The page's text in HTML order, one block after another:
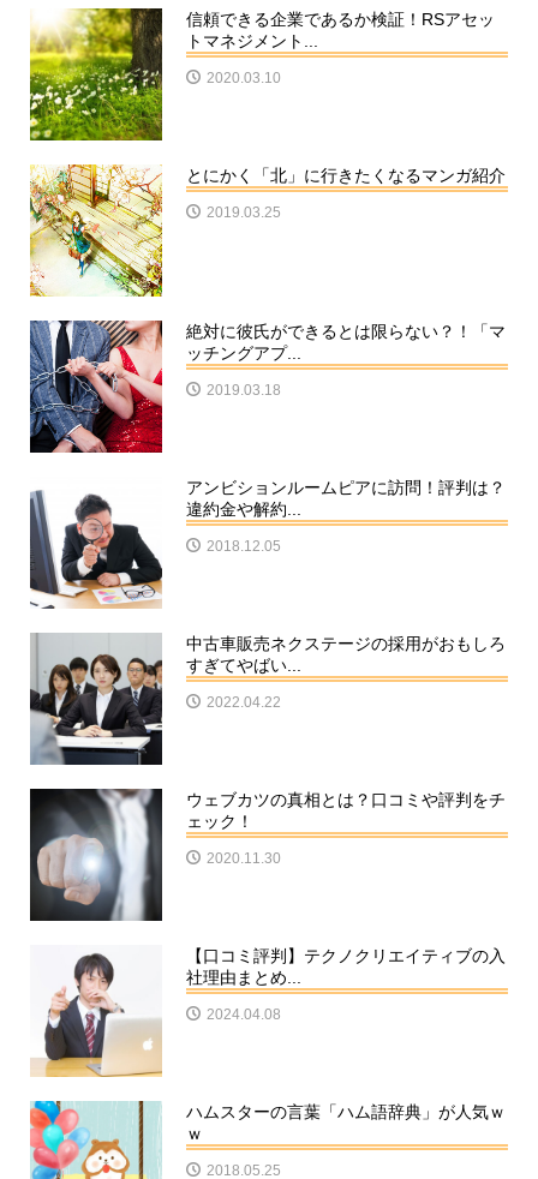
信頼できる企業であるか検証！RSアセッ
トマネジメント...
2020.03.10
とにかく「北」に行きたくなるマンガ紹介
2019.03.25
絶対に彼氏ができるとは限らない？！「マ
ッチングアプ...
2019.03.18
アンビションルームピアに訪問！評判は？
違約金や解約...
2018.12.05
中古車販売ネクステージの採用がおもしろ
すぎてやばい...
2022.04.22
ウェブカツの真相とは？口コミや評判をチ
ェック！
2020.11.30
【口コミ評判】テクノクリエイティブの入
社理由まとめ...
2024.04.08
ハムスターの言葉「ハム語辞典」が人気ｗ
ｗ
2018.05.25